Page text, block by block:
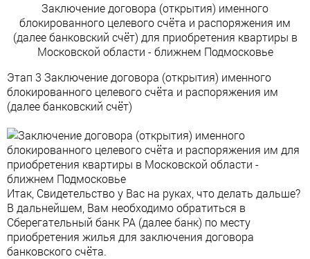
Заключение договора (открытия) именного
блокированного целевого счёта и распоряжения им
(далее банковский счёт) для приобретения квартиры в
Московской области - ближнем Подмосковье
Этап 3 Заключение договора (открытия) именного
блокированного целевого счёта и распоряжения им
(далее банковский счёт)
Итак, Свидетельство у Вас на руках, что делать дальше?
В дальнейшем, Вам необходимо обратиться в
Сберегательный банк РА (далее банк) по месту
приобретения жилья для заключения договора
банковского счёта.